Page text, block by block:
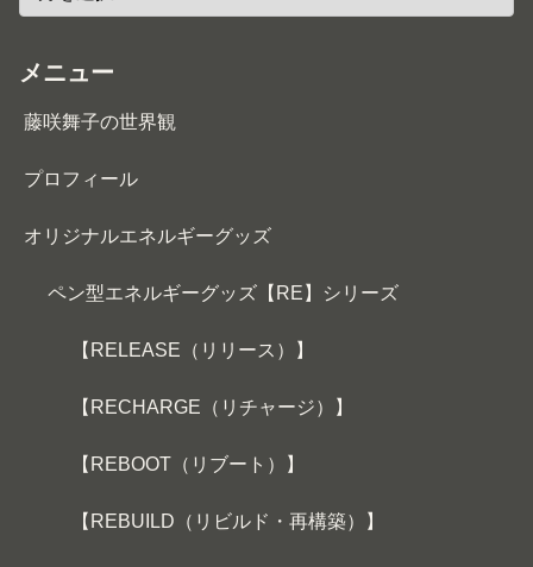
メニュー
藤咲舞子の世界観
プロフィール
オリジナルエネルギーグッズ
ペン型エネルギーグッズ【RE】シリーズ
【RELEASE（リリース）】
【RECHARGE（リチャージ）】
【REBOOT（リブート）】
【REBUILD（リビルド・再構築）】